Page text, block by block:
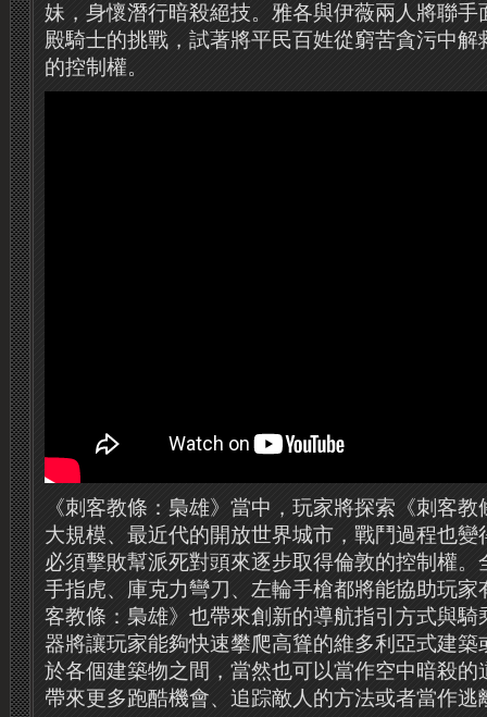
妹，身懷潛行暗殺絕技。雅各與伊薇兩人將聯手
殿騎士的挑戰，試著將平民百姓從窮苦貪污中
的控制權。
《刺客教條：梟雄》當中，玩家將探索《刺客
大規模、最近代的開放世界城市，戰鬥過程也
必須擊敗幫派死對頭來逐步取得倫敦的控制權
手指虎、庫克力彎刀、左輪手槍都將能協助玩家
客教條：梟雄》也帶來創新的導航指引方式與騎
器將讓玩家能夠快速攀爬高聳的維多利亞式建築
於各個建築物之間，當然也可以當作空中暗殺的
帶來更多跑酷機會、追踪敵人的方法或者當作逃